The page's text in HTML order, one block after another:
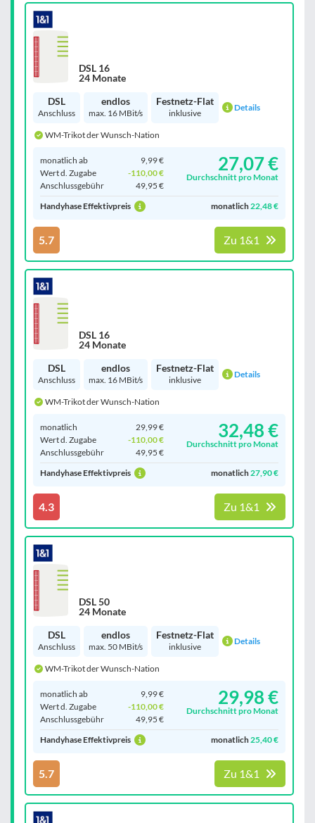
DSL 16
24 Monate
DSL
Anschluss
endlos
max. 16 MBit/s
Festnetz-Flat
inklusive
Details
WM-Trikot der Wunsch-Nation
monatlich ab
9,99 €
Wert d. Zugabe
-110,00 €
Anschluss­gebühr
49,95 €
27,07 €
Durchschnitt pro Monat
Handyhase Effektivpreis monatlich 22,48 €
5.7 Zu 1&1
DSL 16
24 Monate
DSL
Anschluss
endlos
max. 16 MBit/s
Festnetz-Flat
inklusive
Details
WM-Trikot der Wunsch-Nation
monatlich
29,99 €
Wert d. Zugabe
-110,00 €
Anschluss­gebühr
49,95 €
32,48 €
Durchschnitt pro Monat
Handyhase Effektivpreis monatlich 27,90 €
4.3 Zu 1&1
DSL 50
24 Monate
DSL
Anschluss
endlos
max. 50 MBit/s
Festnetz-Flat
inklusive
Details
WM-Trikot der Wunsch-Nation
monatlich ab
9,99 €
Wert d. Zugabe
-110,00 €
Anschluss­gebühr
49,95 €
29,98 €
Durchschnitt pro Monat
Handyhase Effektivpreis monatlich 25,40 €
5.7 Zu 1&1